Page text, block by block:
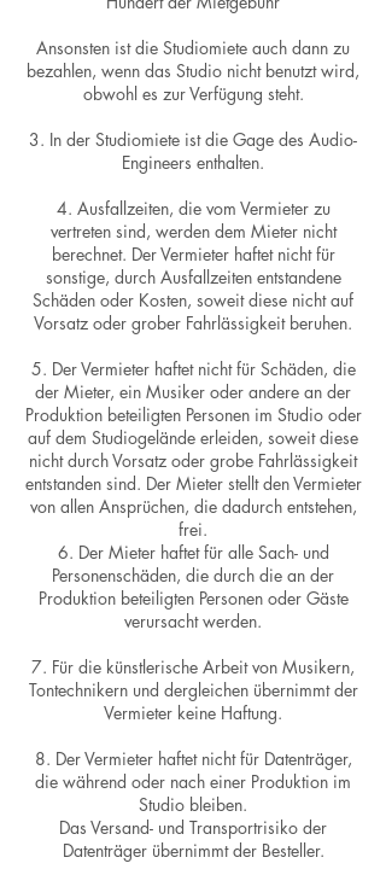
Ansonsten ist die Studiomiete auch dann zu
bezahlen, wenn das Studio nicht benutzt wird,
obwohl es zur Verfügung steht.
3. In der Studiomiete ist die Gage des Audio-
Engineers enthalten.
4. Ausfallzeiten, die vom Vermieter zu
vertreten sind, werden dem Mieter nicht
berechnet. Der Vermieter haftet nicht für
sonstige, durch Ausfallzeiten entstandene
Schäden oder Kosten, soweit diese nicht auf
Vorsatz oder grober Fahrlässigkeit beruhen.
5. Der Vermieter haftet nicht für Schäden, die
der Mieter, ein Musiker oder andere an der
Produktion beteiligten Personen im Studio oder
auf dem Studiogelände erleiden, soweit diese
nicht durch Vorsatz oder grobe Fahrlässigkeit
entstanden sind. Der Mieter stellt den Vermieter
von allen Ansprüchen, die dadurch entstehen,
frei.
6. Der Mieter haftet für alle Sach- und
Personenschäden, die durch die an der
Produktion beteiligten Personen oder Gäste
verursacht werden.
7. Für die künstlerische Arbeit von Musikern,
Tontechnikern und dergleichen übernimmt der
Vermieter keine Haftung.
8. Der Vermieter haftet nicht für Datenträger,
die während oder nach einer Produktion im
Studio bleiben.
Das Versand- und Transportrisiko der
Datenträger übernimmt der Besteller.